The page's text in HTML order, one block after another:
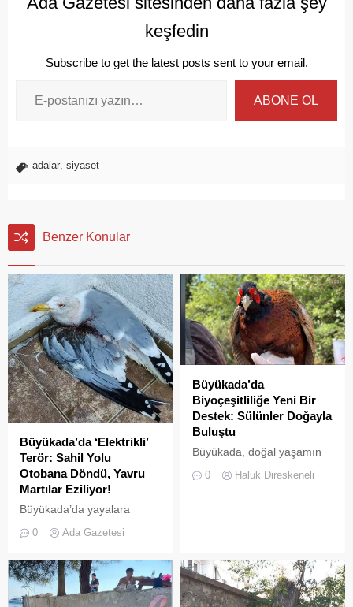
keşfedin
Subscribe to get the latest posts sent to your email.
ABONE OL
adalar, siyaset
Benzer Konular
Büyükada’da ‘Elektrikli’
Terör: Sahil Yolu
Otobana Döndü, Yavru
Martılar Eziliyor!
Büyükada’da yayalara
tanımaz elektrikli araç
ölüm yoluna dönüştü.
Denetimsizliğin ve aşırı
hızın son kurbanları ise
0 Ada Gazetesi
Büyükada’da
Biyoçeşitliliğe Yeni Bir
Destek: Sülünler Doğayla
Buluştu
Büyükada, doğal yaşamın
çeşitliliğin
Koruma ve Milli Parklar
(DKMP) Genel Müdürlüğü
tarafından Polonezköy
0 Haluk Direskeneli